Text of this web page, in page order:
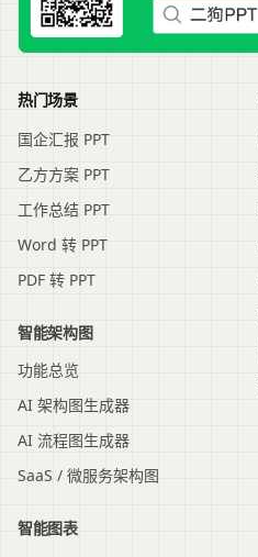
热门场景
国企汇报 PPT
乙方方案 PPT
工作总结 PPT
Word 转 PPT
PDF 转 PPT
智能架构图
功能总览
AI 架构图生成器
AI 流程图生成器
SaaS / 微服务架构图
智能图表